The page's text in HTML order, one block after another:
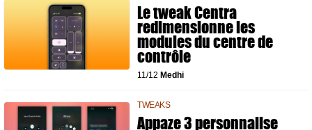
Le tweak Centra
redimensionne les
modules du centre de
contrôle
11/12 Medhi
TWEAKS
Appaze 3 personnalise